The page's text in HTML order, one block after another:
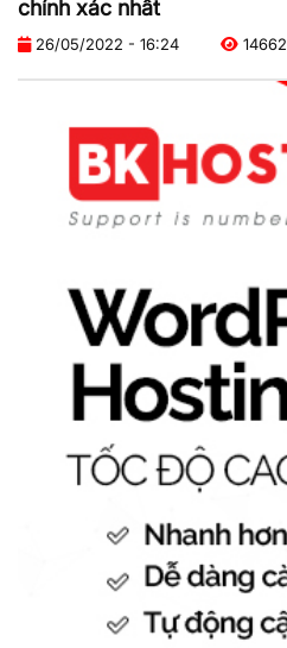
chính xác nhất
26/05/2022 - 16:24 14662